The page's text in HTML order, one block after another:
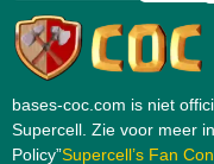
bases-coc.com is niet
Supercell. Zie voor meer
Policy”Supercell’s Fan